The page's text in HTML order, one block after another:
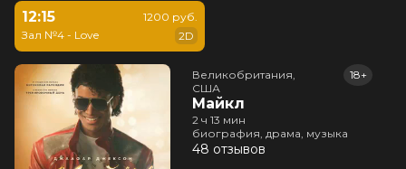
12:15
Зал №4 - Love
1200 руб.
2D
Великобритания,
США
Майкл
18+
2 ч 13 мин
биография, драма, музыка
48 отзывов